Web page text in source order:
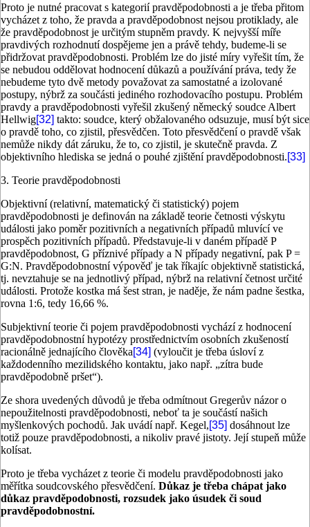
Proto je nutné pracovat s kategorií pravděpodobnosti a je třeba přitom
vycházet z toho, že pravda a pravděpodobnost nejsou protiklady, ale
že pravděpodobnost je určitým stupněm pravdy. K nejvyšší míře
pravdivých rozhodnutí dospějeme jen a právě tehdy, budeme-li se
přidržovat pravděpodobnosti. Problém lze do jisté míry vyřešit tím, že
se nebudou oddělovat hodnocení důkazů a používání práva, tedy že
nebudeme tyto dvě metody považovat za samostatné a izolované
postupy, nýbrž za součásti jediného rozhodovacího postupu. Problém
pravdy a pravděpodobnosti vyřešil zkušený německý soudce Albert
Hellwig[32] takto: soudce, který obžalovaného odsuzuje, musí být sice
o pravdě toho, co zjistil, přesvědčen. Toto přesvědčení o pravdě však
nemůže nikdy dát záruku, že to, co zjistil, je skutečně pravda. Z
objektivního hlediska se jedná o pouhé zjištění pravděpodobnosti.[33]
3. Teorie pravděpodobnosti
Objektivní (relativní, matematický či statistický) pojem
pravděpodobnosti je definován na základě teorie četnosti výskytu
události jako poměr pozitivních a negativních případů mluvící ve
prospěch pozitivních případů. Představuje-li v daném případě P
pravděpodobnost, G příznivé případy a N případy negativní, pak P =
G:N. Pravděpodobnostní výpověď je tak říkajíc objektivně statistická,
tj. nevztahuje se na jednotlivý případ, nýbrž na relativní četnost určité
události. Protože kostka má šest stran, je naděje, že nám padne šestka,
rovna 1:6, tedy 16,66 %.
Subjektivní teorie či pojem pravděpodobnosti vychází z hodnocení
pravděpodobnostní hypotézy prostřednictvím osobních zkušeností
racionálně jednajícího člověka[34] (vyloučit je třeba úsloví z
každodenního mezilidského kontaktu, jako např. „zítra bude
pravděpodobně pršet“).
Ze shora uvedených důvodů je třeba odmítnout Gregerův názor o
nepoužitelnosti pravděpodobnosti, neboť ta je součástí našich
myšlenkových pochodů. Jak uvádí např. Kegel,[35] dosáhnout lze
totiž pouze pravděpodobnosti, a nikoliv pravé jistoty. Její stupeň může
kolísat.
Proto je třeba vycházet z teorie či modelu pravděpodobnosti jako
měřítka soudcovského přesvědčení. Důkaz je třeba chápat jako
důkaz pravděpodobnosti, rozsudek jako úsudek či soud
pravděpodobnostní.